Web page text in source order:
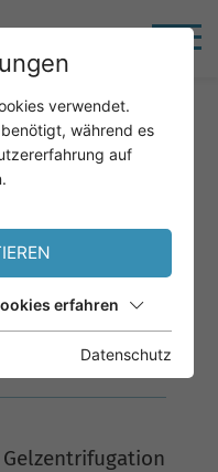
Gelzentrifugation
verwendet.
während es
auf
erfahren
Datenschutz